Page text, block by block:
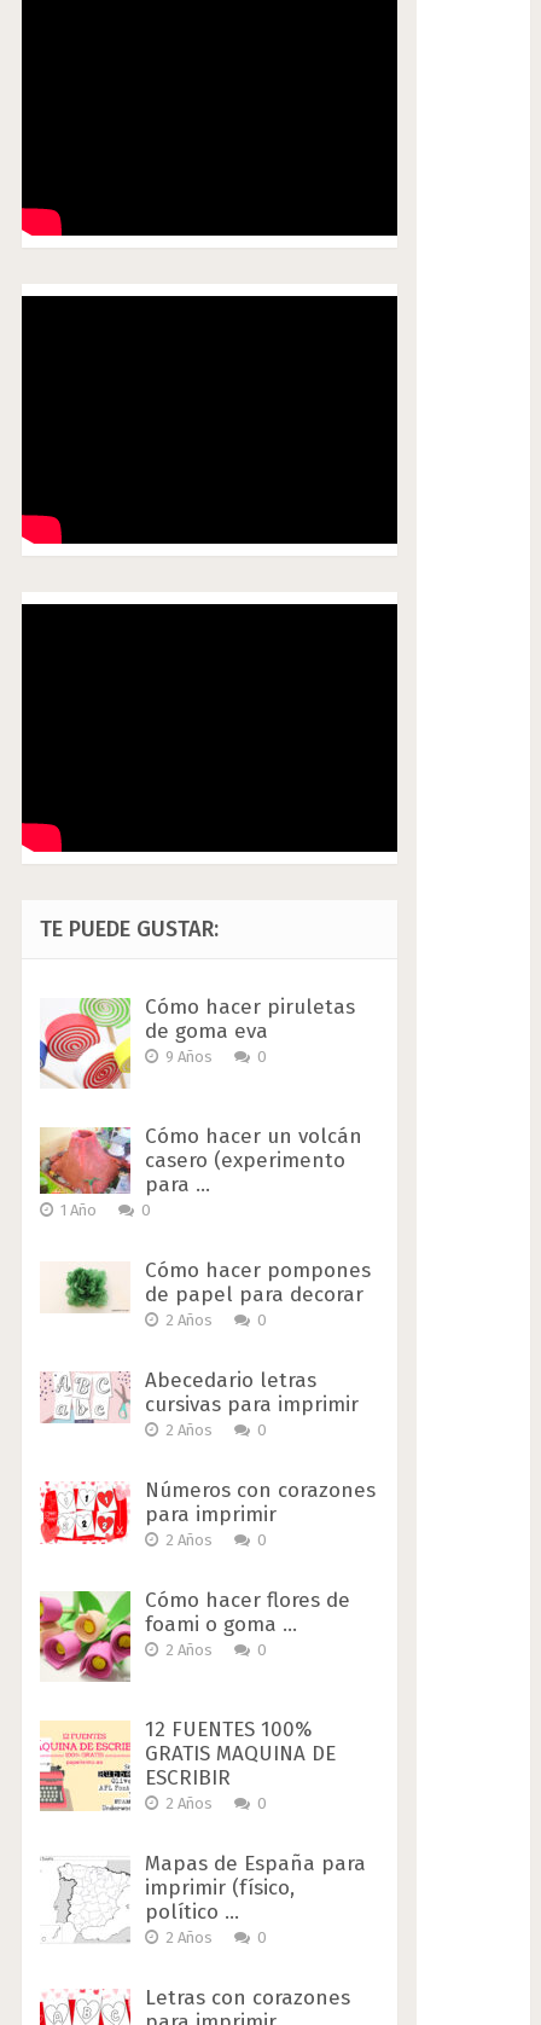
TE PUEDE GUSTAR:
Cómo hacer piruletas
de goma eva
9 Años 0
Cómo hacer un volcán
casero (experimento
para …
1 Año 0
Cómo hacer pompones
de papel para decorar
2 Años 0
Abecedario letras
cursivas para imprimir
2 Años 0
Números con corazones
para imprimir
2 Años 0
Cómo hacer flores de
foami o goma …
2 Años 0
12 FUENTES 100%
GRATIS MAQUINA DE
ESCRIBIR
2 Años 0
Mapas de España para
imprimir (físico,
político …
2 Años 0
Letras con corazones